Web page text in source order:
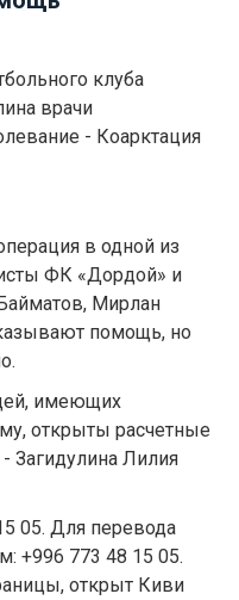
клуба
врачи
- Коарктация
в одной из
ФК «Дордой» и
Мирлан
помощь, но
имеющих
открыты расчетные
Загидулина Лилия
05. Для перевода
+996 773 48 15 05.
открыт Киви